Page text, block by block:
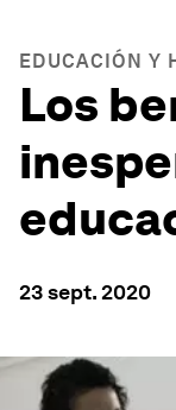
EDUCACIÓN Y
Los
23 sept. 2020